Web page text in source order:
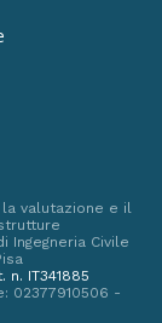
la valutazione e il
Ingegneria Civile
n. IT341885
02377910506 -